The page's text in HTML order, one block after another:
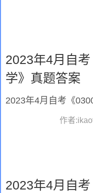
2023年4月自
学》真题答案
2023年4月自考《
作者
2023年4月自考